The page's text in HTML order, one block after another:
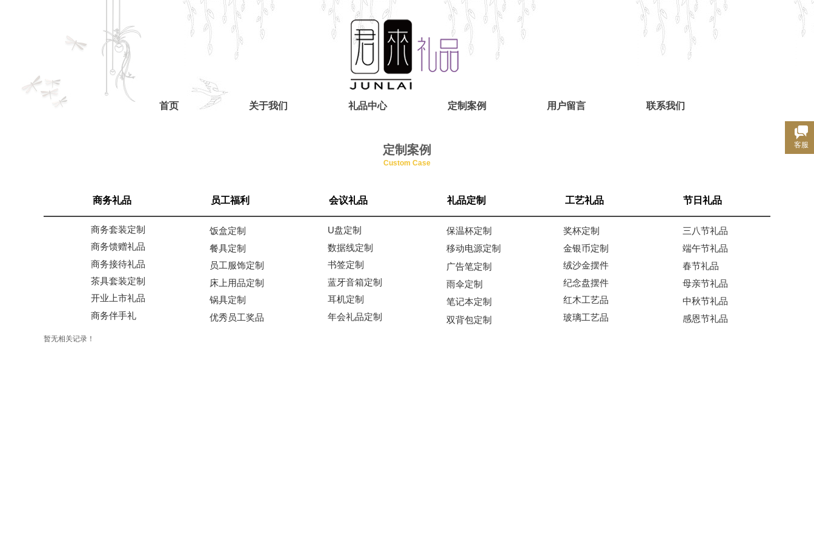
首页 关于我们 礼品中心 定制案例 用户留言 联系我们
定制案例
Custom Case
商务礼品 员工福利 会议礼品 礼品定制 工艺礼品 节日礼品
商务套装定制
商务馈赠礼品
商务接待礼品
茶具套装定制
开业上市礼品
商务伴手礼
U盘定制
数据线定制
书签定制
蓝牙音箱定制
耳机定制
年会礼品定制
保温杯定制
移动电源定制
广告笔定制
雨伞定制
笔记本定制
双背包定制
饭盒定制
餐具定制
员工服饰定制
床上用品定制
锅具定制
优秀员工奖品
三八节礼品
端午节礼品
春节礼品
母亲节礼品
中秋节礼品
感恩节礼品
奖杯定制
金银币定制
绒沙金摆件
纪念盘摆件
红木工艺品
玻璃工艺品
暂无相关记录！
客服